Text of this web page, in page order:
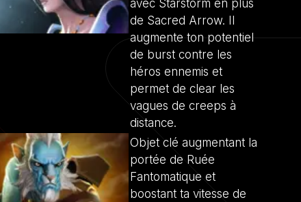
avec Starstorm en plus
de Sacred Arrow. Il
augmente ton potentiel
de burst contre les
héros ennemis et
permet de clear les
vagues de creeps à
distance.
Objet clé augmentant la
portée de Ruée
Fantomatique et
boostant ta vitesse de